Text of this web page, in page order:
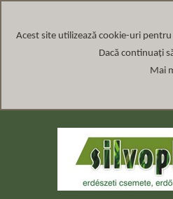
Acest site utilizează cookie-uri
Dacă continuați
Mai